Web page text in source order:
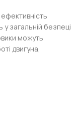
загальній безпеці
можуть
двигуна,